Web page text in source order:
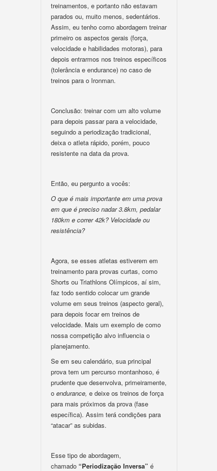
treinamentos, e portanto não estavam
parados ou, muito menos, sedentários.
Assim, eu tenho como abordagem treinar
primeiro os aspectos gerais (força,
velocidade e habilidades motoras), para
depois entrarmos nos treinos específicos
(tolerância e endurance) no caso de
treinos para o Ironman.
Conclusão: treinar com um alto volume
para depois passar para a velocidade,
seguindo a periodização tradicional,
deixa o atleta rápido, porém, pouco
resistente na data da prova.
Então, eu pergunto a vocês:
O que é mais importante em uma prova
em que é preciso nadar 3.8km, pedalar
180km e correr 42k? Velocidade ou
resistência?
Agora, se esses atletas estiverem em
treinamento para provas curtas, como
Shorts ou Triathlons Olímpicos, aí sim,
faz todo sentido colocar um grande
volume em seus treinos (aspecto geral),
para depois focar em treinos de
velocidade. Mais um exemplo de como
nossa competição alvo influencia o
planejamento.
Se em seu calendário, sua principal
prova tem um percurso montanhoso, é
prudente que desenvolva, primeiramente,
o endurance, e deixe os treinos de força
para mais próximos da prova (fase
específica). Assim terá condições para
“atacar” as subidas.
Esse tipo de abordagem,
chamado “Periodização Inversa” é